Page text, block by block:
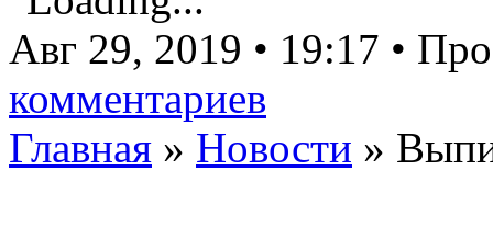
Авг 29, 2019 • 19:17 •
комментариев
Главная » Новости »